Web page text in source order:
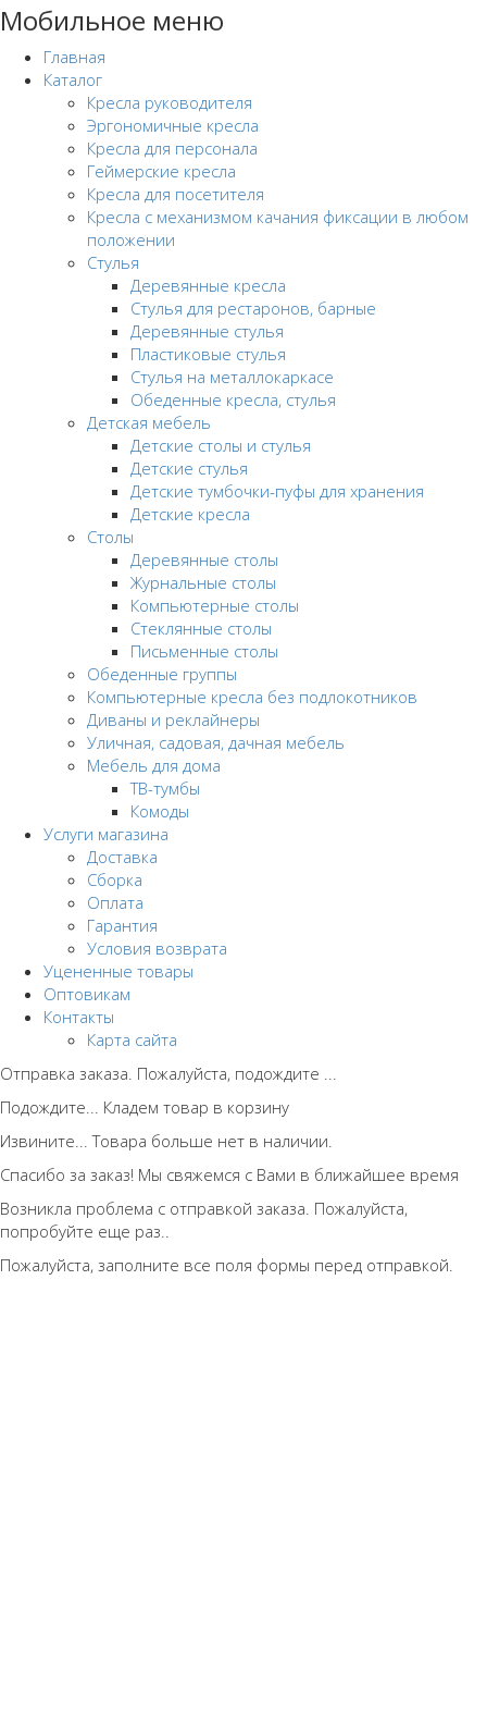
Мобильное меню
Главная
Каталог
Кресла руководителя
Эргономичные кресла
Кресла для персонала
Геймерские кресла
Кресла для посетителя
Кресла с механизмом качания фиксации в любом
положении
Стулья
Деревянные кресла
Стулья для рестаронов, барные
Деревянные стулья
Пластиковые стулья
Стулья на металлокаркасе
Обеденные кресла, стулья
Детская мебель
Детские столы и стулья
Детские стулья
Детские тумбочки-пуфы для хранения
Детские кресла
Столы
Деревянные столы
Журнальные столы
Компьютерные столы
Стеклянные столы
Письменные столы
Обеденные группы
Компьютерные кресла без подлокотников
Диваны и реклайнеры
Уличная, садовая, дачная мебель
Мебель для дома
ТВ-тумбы
Комоды
Услуги магазина
Доставка
Сборка
Оплата
Гарантия
Условия возврата
Уцененные товары
Оптовикам
Контакты
Карта сайта
Отправка заказа. Пожалуйста, подождите ...
Подождите... Кладем товар в корзину
Извините... Товара больше нет в наличии.
Спасибо за заказ! Мы свяжемся с Вами в ближайшее время
Возникла проблема с отправкой заказа. Пожалуйста,
попробуйте еще раз..
Пожалуйста, заполните все поля формы перед отправкой.